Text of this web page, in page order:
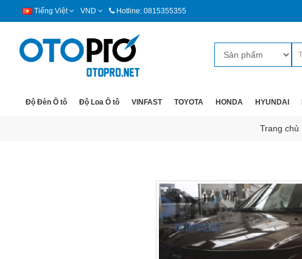
Tiếng Việt VND Hotline: 0815355355
Độ Đèn Ô tô Độ Loa Ô tô VINFAST TOYOTA HONDA HYUNDAI
Trang chủ